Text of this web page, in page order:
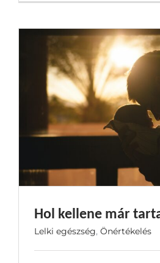
Hol kellene már
Lelki egészség, Önértékelés